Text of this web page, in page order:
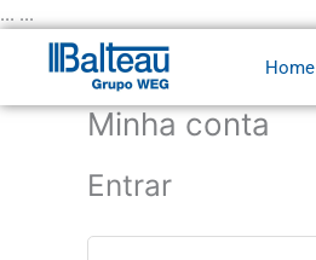
... ...
para
conteúdo
Home
Minha conta
Entrar